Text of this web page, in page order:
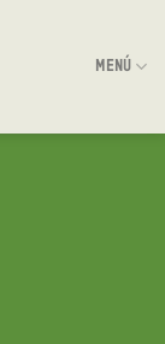
MENÚ